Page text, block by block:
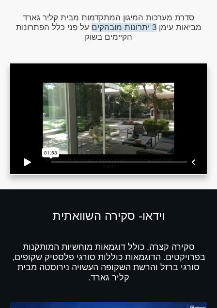
סדרת מערכות המיגון המתקדמות מבית קליר גארד
מביאות עימן3 יתרונות מובהקים
על פני כלל הפתרונות
הקיימים בשוק
וידאו- סקירה השוואתית
סקירה קצרה, כולל דוגמאות מוחשיות המותקנות
בפרויקטים. הדוגמאות כוללות סורגי פלסטיק שקופים,
סורגי ברזל והרשת השקופה העשויה נירוסטה מבית
קליר גארד.